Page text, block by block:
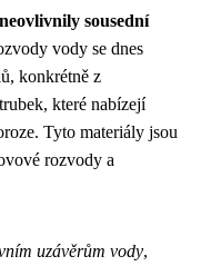
sousední
vody se dnes
konkrétně z
které nabízejí
Tyto materiály jsou
rozvody a
uzávěrům vody,